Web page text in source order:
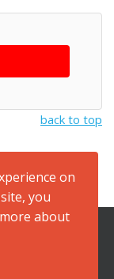
back to top
ที่อยู่ ถนนแสงชู
หมายเลข
on
you
about